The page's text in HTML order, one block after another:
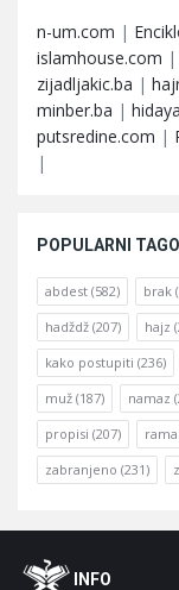
n-um.com |
islamhouse.com |
zijadljakic.ba |
minber.ba |
putsredine.com |
|
POPULARNI
abdest (582) brak
hadždž (207) hajz
kako postupiti (236)
muž (187) namaz
propisi (207)
zabranjeno (231)
FooterOINFO